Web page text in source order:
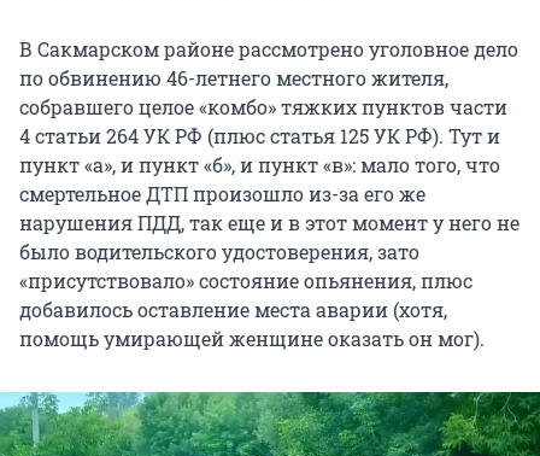
В Сакмарском районе рассмотрено уголовное дело
по обвинению 46-летнего местного жителя,
собравшего целое «комбо» тяжких пунктов части
4 статьи 264 УК РФ (плюс статья 125 УК РФ). Тут и
пункт «а», и пункт «б», и пункт «в»: мало того, что
смертельное ДТП произошло из-за его же
нарушения ПДД, так еще и в этот момент у него не
было водительского удостоверения, зато
«присутствовало» состояние опьянения, плюс
добавилось оставление места аварии (хотя,
помощь умирающей женщине оказать он мог).